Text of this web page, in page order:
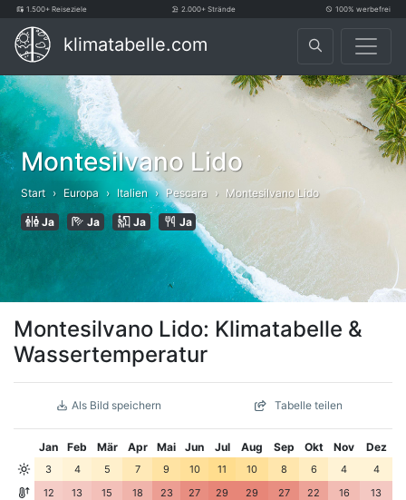
1.500+ Reiseziele 2.000+ Strände 100% werbefrei
klimatabelle.com
Montesilvano Lido
Start Europa Italien Pescara Montesilvano Lido
Ja Ja Ja Ja
Montesilvano Lido: Klimatabelle &
Wassertemperatur
Als Bild speichern Tabelle teilen
Jan Feb Mär Apr Mai Jun Jul Aug Sep Okt Nov Dez
3 4 5 7 9 10 11 10 8 6 4
4
12
13 15 18 23 27 29 29 27 22 16
13